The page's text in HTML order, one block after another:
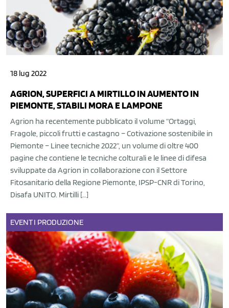
18 lug 2022
AGRION, SUPERFICI A MIRTILLO IN AUMENTO IN
PIEMONTE, STABILI MORA E LAMPONE
Agrion ha recentemente pubblicato il volume “Ortaggi,
Fragole, piccoli frutti e castagno – Cotivazione sostenibile in
Piemonte – Linee tecniche 2022”, un volume di oltre 400
pagine che contiene le tecniche colturali e le linee di difesa
sviluppate da Agrion in collaborazione con il Settore
Fitosanitario della Regione Piemonte, IPSP-CNR di Torino,
Disafa UNITO. Mirtilli […]
EVENTI PRODUZIONE